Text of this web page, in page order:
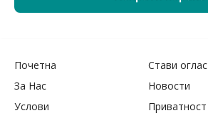
Почетна
Стави оглас
За Нас
Новости
Услови
Приватност